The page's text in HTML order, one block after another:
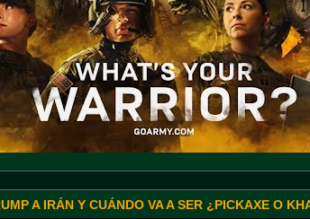
A IRÁN Y CUÁNDO VA A SER ¿PICKAXE O